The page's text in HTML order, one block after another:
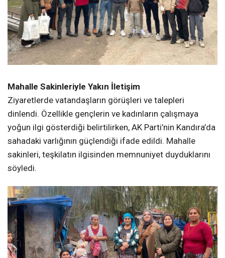
Mahalle Sakinleriyle Yakın İletişim
Ziyaretlerde vatandaşların görüşleri ve talepleri
dinlendi. Özellikle gençlerin ve kadınların çalışmaya
yoğun ilgi gösterdiği belirtilirken, AK Parti’nin Kandıra’da
sahadaki varlığının güçlendiği ifade edildi. Mahalle
sakinleri, teşkilatın ilgisinden memnuniyet duyduklarını
söyledi.